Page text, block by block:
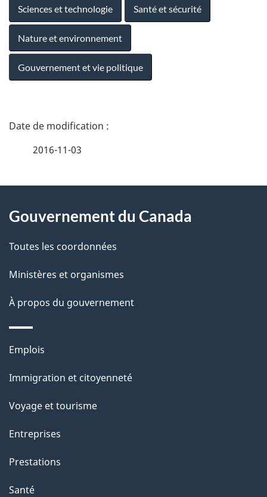
Sciences et technologie Santé et sécurité
Nature et environnement
Gouvernement et vie politique
D
i
l
s
d
e
l
a
p
a
g
e
2016-11-03
propos
de
ce
site
Gouvernement du Canada
Toutes les coordonnées
Ministères et organismes
À propos du gouvernement
Thèmes
sujets
Emplois
Immigration et citoyenneté
Voyage et tourisme
Entreprises
Prestations
Santé